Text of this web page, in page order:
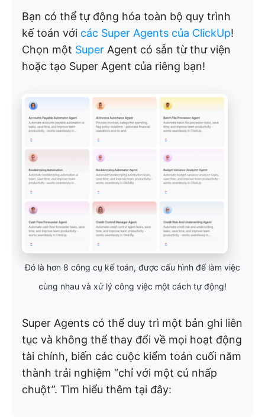
Bạn có thể tự động hóa toàn bộ quy trình
kế toán với các Super Agents của ClickUp!
Chọn một Super Agent có sẵn từ thư viện
hoặc tạo Super Agent của riêng bạn!
Đó là hơn 8 công cụ kế toán, được cấu hình để làm việc
cùng nhau và xử lý công việc một cách tự động!
Super Agents có thể duy trì một bản ghi liên
tục và không thể thay đổi về mọi hoạt động
tài chính, biến các cuộc kiểm toán cuối năm
thành trải nghiệm “chỉ với một cú nhấp
chuột”. Tìm hiểu thêm tại đây: